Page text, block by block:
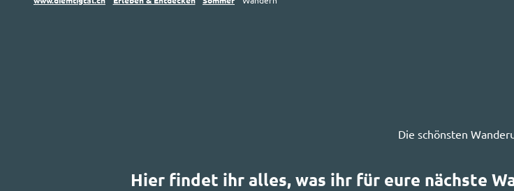
Die schönsten
Hier findet ihr alles, was ihr für eure nächste